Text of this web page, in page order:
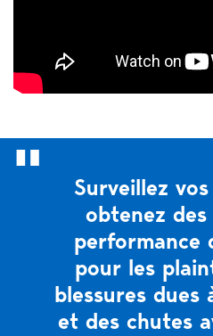
Surveillez
obtenez
performance
pour les
blessures dues
et des chutes